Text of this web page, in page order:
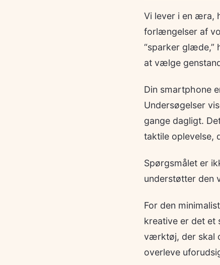
Vi lever i en æra,
forlængelser af
“sparker glæde,”
at vælge
Din smartphone
Undersøgelser
gange dagligt.
taktile oplevelse,
Spørgsmålet er
understøtter den
For den
kreative er det et
værktøj, der skal
overleve